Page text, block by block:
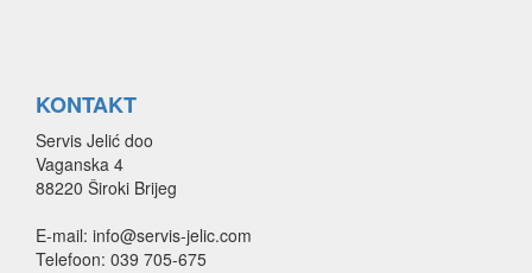
KONTAKT
Servis Jelić doo
Vaganska 4
88220 Široki Brijeg
E-mail: info@servis-jelic.com
Telefoon: 039 705-675